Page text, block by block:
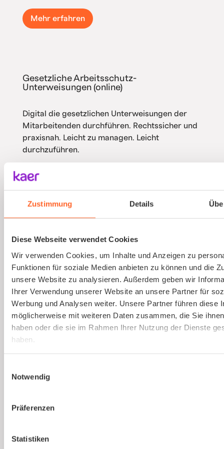
Zustimmung Details
Diese Webseite verwendet Cookies
Wir verwenden Cookies, um Inhalte und Anzeigen zu
Funktionen für soziale Medien anbieten zu können und die
unsere Website zu analysieren. Außerdem geben wir
Ihrer Verwendung unserer Website an unsere Partner für
Werbung und Analysen weiter. Unsere Partner führen diese
möglicherweise mit weiteren Daten zusammen, die Sie
haben oder die sie im Rahmen Ihrer Nutzung der Dienste
haben.
Notwendig
Präferenzen
Statistiken
Mehr erfahren
Gesetzliche Arbeitsschutz-
Unterweisungen (online)
Digital die gesetzlichen Unterweisungen der
Mitarbeitenden durchführen. Rechtssicher und
praxisnah. Leicht zu managen. Leicht
durchzuführen.
Mehr erfahren
Ausbildung von Sicherheitsbeauftragten
(virtuell)
Online und live die Ausbildung zum
Sicherheitsbeauftragten absolvieren. An nur
einem Tag. Strukturierte Schulung, praxisnah
und interessant.